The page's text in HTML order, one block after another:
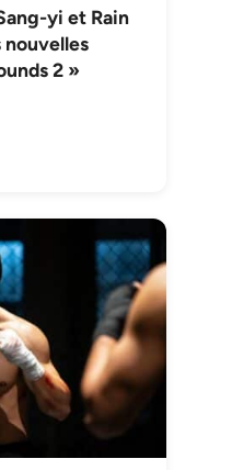
yi et Rain
nouvelles
2 »